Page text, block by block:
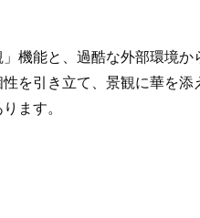
機能と、過酷な外部環境
を引き立て、景観に華を
ます。